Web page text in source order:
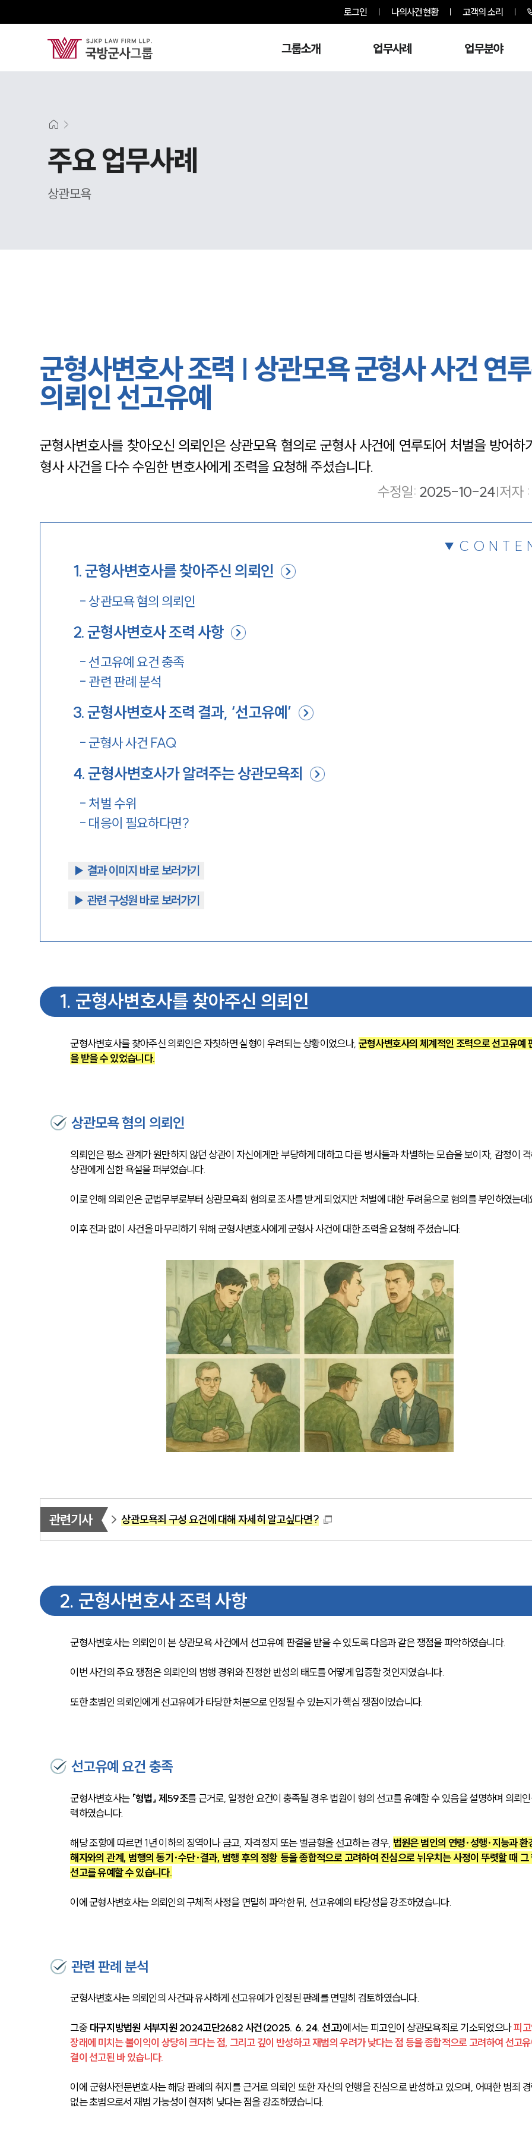
로그인 나의사건현황 고객의 소리
그룹소개 업무사례 업무분야
주요 업무사례
상관모욕
군형사변호사 조력 | 상관모욕 군형사 사건 연
의뢰인 선고유예
군형사변호사를 찾아오신 의뢰인은 상관모욕 혐의로 군형사 사건에 연루되어 처벌을 방어하
형사 사건을 다수 수임한 변호사에게 조력을 요청해 주셨습니다.
수정일: 2025-10-24|저자 :
1.군형사변호사를 찾아주신 의뢰인
- 상관모욕 혐의 의뢰인
2.군형사변호사 조력 사항
-선고유예 요건 충족
- 관련 판례 분석
3.군형사변호사 조력 결과, ‘선고유예’
-군형사 사건 FAQ
4.군형사변호사가 알려주는 상관모욕죄
- 처벌 수위
- 대응이 필요하다면?
▶︎ 결과 이미지 바로 보러가기
▶︎ 관련 구성원 바로 보러가기
1. 군형사변호사를 찾아주신 의뢰인
군형사변호사를 찾아주신 의뢰인은 자칫하면 실형이 우려되는 상황이었으나, 군형사변호사의 체계적인 조력으로 선고유예
을 받을 수 있었습니다.
상관모욕 혐의 의뢰인
의뢰인은 평소 관계가 원만하지 않던 상관이 자신에게만 부당하게 대하고 다른 병사들과 차별하는 모습을 보이자, 감정이
상관에게 심한 욕설을 퍼부었습니다.
이로 인해 의뢰인은 군법무부로부터 상관모욕죄 혐의로 조사를 받게 되었지만 처벌에 대한 두려움으로 혐의를 부인하였는데
이후 전과 없이 사건을 마무리하기 위해 군형사변호사에게 군형사 사건에 대한 조력을 요청해 주셨습니다.
관련기사 상관모욕죄 구성 요건에 대해 자세히 알고싶다면?
2. 군형사변호사 조력 사항
군형사변호사는 의뢰인이 본 상관모욕 사건에서 선고유예 판결을 받을 수 있도록 다음과 같은 쟁점을 파악하였습니다.
이번 사건의 주요 쟁점은 의뢰인의 범행 경위와 진정한 반성의 태도를 어떻게 입증할 것인지였습니다.
또한 초범인 의뢰인에게 선고유예가 타당한 처분으로 인정될 수 있는지가 핵심 쟁점이었습니다.
선고유예 요건 충족
군형사변호사는 「형법」 제59조를 근거로, 일정한 요건이 충족될 경우 법원이 형의 선고를 유예할 수 있음을 설명하며 의뢰
력하였습니다.
해당 조항에 따르면 1년 이하의 징역이나 금고, 자격정지 또는 벌금형을 선고하는 경우, 법원은 범인의 연령·성행·지능과 환
해자와의 관계, 범행의 동기·수단·결과, 범행 후의 정황 등을 종합적으로 고려하여 진심으로 뉘우치는 사정이 뚜렷할 때 그
선고를 유예할 수 있습니다.
이에 군형사변호사는 의뢰인의 구체적 사정을 면밀히 파악한 뒤, 선고유예의 타당성을 강조하였습니다.
관련 판례 분석
군형사변호사는 의뢰인의 사건과 유사하게 선고유예가 인정된 판례를 면밀히 검토하였습니다.
그중 대구지방법원 서부지원 2024고단2682 사건(2025. 6. 24. 선고)에서는 피고인이 상관모욕죄로 기소되었으나 피고
장래에 미치는 불이익이 상당히 크다는 점, 그리고 깊이 반성하고 재범의 우려가 낮다는 점 등을 종합적으로 고려하여 선고
결이 선고된 바 있습니다.
이에 군형사전문변호사는 해당 판례의 취지를 근거로 의뢰인 또한 자신의 언행을 진심으로 반성하고 있으며, 어떠한 범죄
없는 초범으로서 재범 가능성이 현저히 낮다는 점을 강조하였습니다.